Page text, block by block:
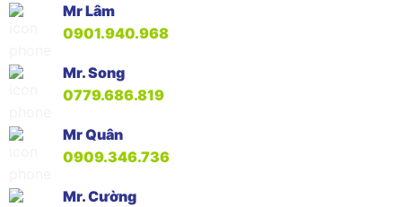
Mr Lâm
0901.940.968
Mr. Song
0779.686.819
Mr Quân
0909.346.736
Mr. Cường